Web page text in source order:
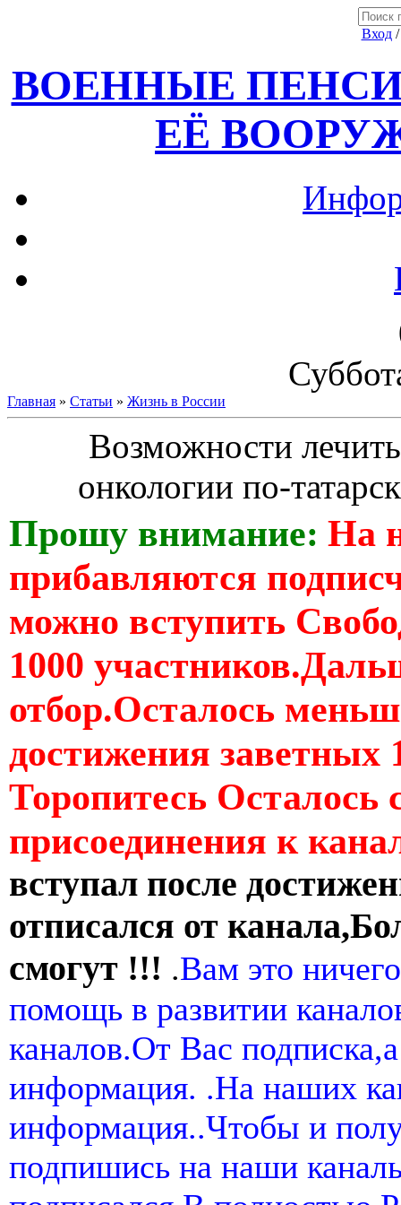
Вход
ВОЕННЫЕ
ЕЁ
Главная » Статьи » Жизнь в России
Возможности
онкологии по-
Прошу внимание: На
прибавляются
можно вступить
1000
отбор.Осталось
достижения заветных
Торопитесь Осталось
присоединения к
вступал после
отписался от
смогут !!! .Вам это
помощь в развитии
каналов.От Вас
информация. .На наших
информация..Чтобы и
подпишись на наши